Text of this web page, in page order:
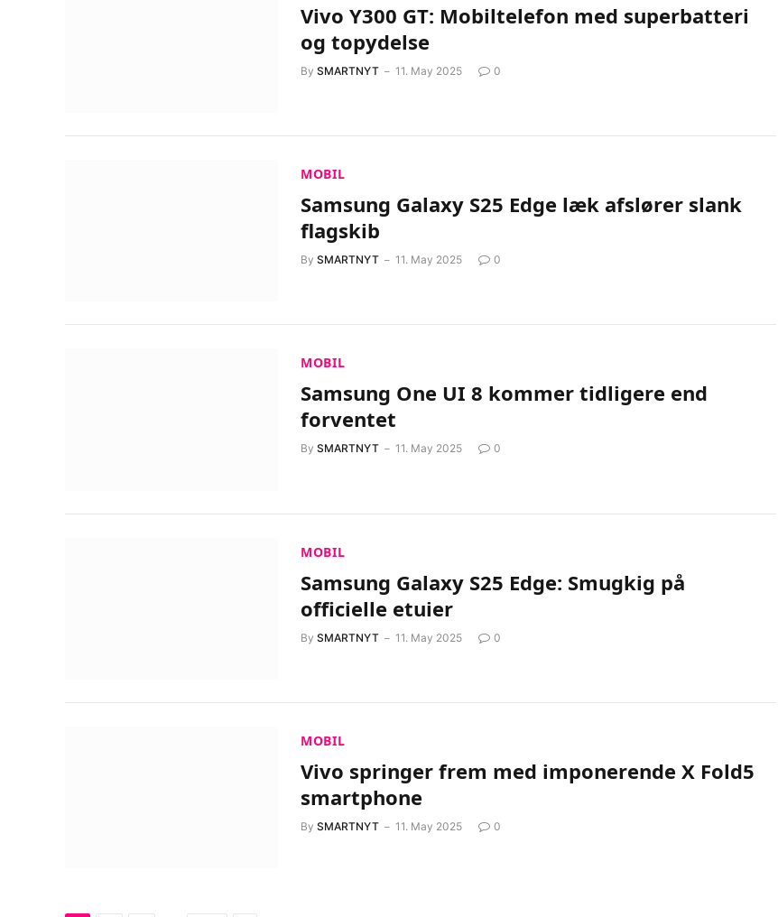
Vivo Y300 GT: Mobiltelefon med superbatteri
og topydelse
By SMARTNYT 11. May 2025 0
MOBIL
Samsung Galaxy S25 Edge læk afslører slank
flagskib
By SMARTNYT 11. May 2025 0
MOBIL
Samsung One UI 8 kommer tidligere end
forventet
By SMARTNYT 11. May 2025 0
MOBIL
Samsung Galaxy S25 Edge: Smugkig på
officielle etuier
By SMARTNYT 11. May 2025 0
MOBIL
Vivo springer frem med imponerende X Fold5
smartphone
By SMARTNYT 11. May 2025 0